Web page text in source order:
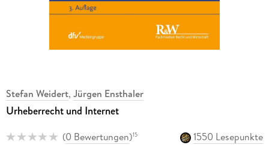
Stefan Weidert, Jürgen Ensthaler
Urheberrecht und Internet
(0 Bewertungen)15
1550 Lesepunkte